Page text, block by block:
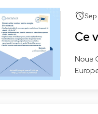
PNL - Partidul Național
Liberal
PPE - Grupul Partidului
Popular European (Creștin
Democrat)
alarm
Ce
Noua